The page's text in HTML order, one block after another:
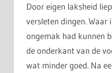
Door eigen laksheid
versleten dingen. Waar
ongemak had kunnen
de onderkant van de
wat minder goed. Na